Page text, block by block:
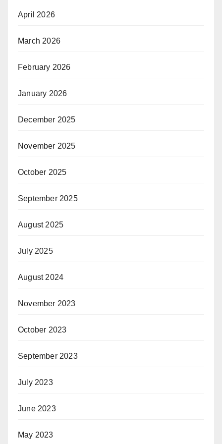
April 2026
March 2026
February 2026
January 2026
December 2025
November 2025
October 2025
September 2025
August 2025
July 2025
August 2024
November 2023
October 2023
September 2023
July 2023
June 2023
May 2023